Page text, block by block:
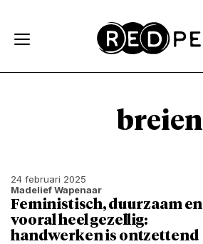
breien
24 februari 2025
Madelief Wapenaar
Feministisch, duurzaam en
vooral heel gezellig:
handwerken is ontzettend